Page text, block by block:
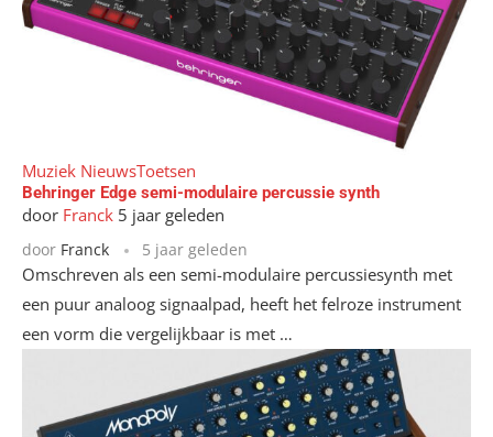
Muziek NieuwsToetsen
Behringer Edge semi-modulaire percussie synth
door Franck 5 jaar geleden
door Franck 5 jaar geleden
Omschreven als een semi-modulaire percussiesynth met
een puur analoog signaalpad, heeft het felroze instrument
een vorm die vergelijkbaar is met …